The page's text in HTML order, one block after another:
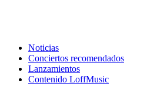
Noticias
Conciertos recomendados
Lanzamientos
Contenido LoffMusic